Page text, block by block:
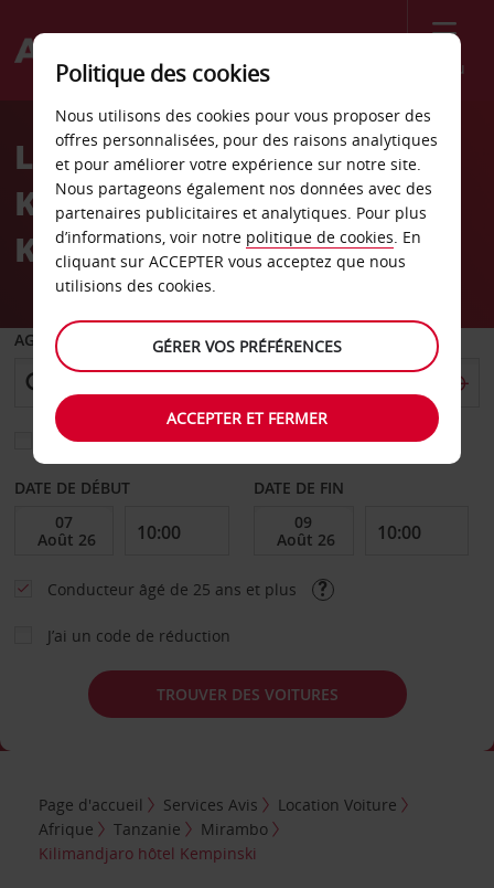
Menu
Welcome
AvisLocation de voiture
Kilimandjaro hôtel
Kempinski
AGENCE DE DÉPART
Sélectionnez une autre agence de retour
DATE DE DÉBUT DATE DE FIN
Conducteur âgé de 25 ans et plus
J’ai un code de réduction
TROUVER DES VOITURES
Page d'accueil Services Avis
Location Voiture
Afrique
Tanzanie
Mirambo
Kilimandjaro hôtel Kempinski
Politique des cookies
Nous utilisons des cookies pour vous proposer des
offres personnalisées, pour des raisons analytiques
et pour améliorer votre expérience sur notre site.
Nous partageons également nos données avec des
partenaires publicitaires et analytiques. Pour plus
d’informations, voir notre politique de cookies. En
cliquant sur ACCEPTER vous acceptez que nous
utilisions des cookies.
GÉRER VOS PRÉFÉRENCES
ACCEPTER ET FERMER